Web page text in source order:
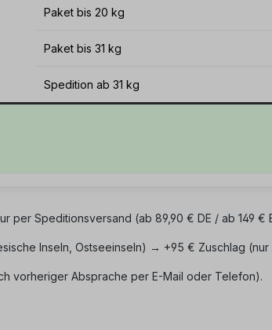
Paket bis 20 kg
Paket bis 31 kg
Spedition ab 31 kg
per Speditionsversand (ab 89,90 € DE / ab 149 €
Inseln, Ostseeinseln) → +95 € Zuschlag (nur
vorheriger Absprache per E-Mail oder Telefon).